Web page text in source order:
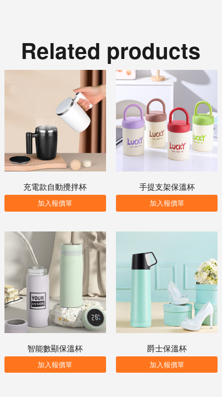
Related products
充電款自動攪拌杯
加入報價單
手提支架保溫杯
加入報價單
智能數顯保溫杯
加入報價單
爵士保溫杯
加入報價單